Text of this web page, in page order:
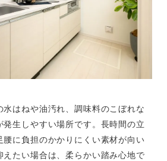
はねや油汚れ、調味料のこぼれな
発生しやすい場所です。長時間の立
腰に負担のかかりにくい素材が向い
えたい場合は、柔らかい踏み心地で